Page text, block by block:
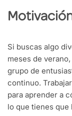
Si buscas algo
meses de
grupo de
continuo.
para aprender a
lo que tienes que